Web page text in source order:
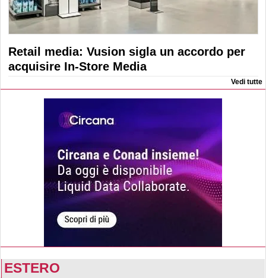
Retail media: Vusion sigla un accordo per
acquisire In-Store Media
Vedi tutte
ESTERO